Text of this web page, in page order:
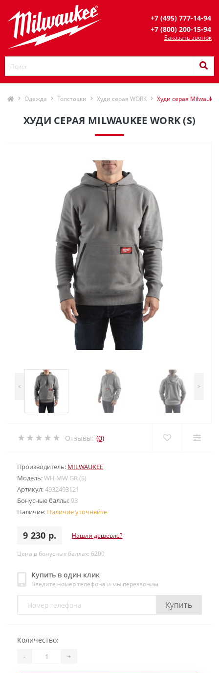
+7 (495) 777-14-94
+7 (800) 200-15-94
Заказать звонок
Одежда Толстовки Худи серая WORK Худи серая
ХУДИ СЕРАЯ MILWAUKEE WORK (S)
< >
Отзывы: (0)
Производитель: MILWAUKEE
Модель:WH MW GR (S)
Артикул:4932493121
Бонусные баллы: 93
Наличие: Наличие уточняйте
9 230 р. Нашли дешевле?
Цена в бонусных баллах: 6200
Купить в один клик
Введите номер телефона и мы перезвоним
Купить
Количество:
- +